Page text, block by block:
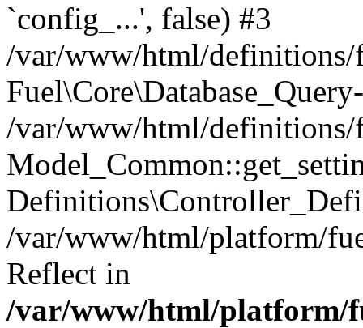
`config_...', false) #3
/var/www/html/definitions/
/var/www/html/definitions/
/var/www/html/platform/
Reflect in
/var/www/html/platform/